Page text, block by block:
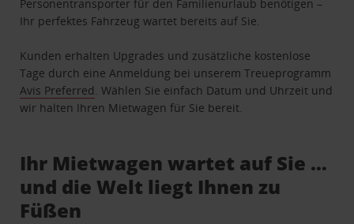
Personentransporter für den Familienurlaub benötigen –
Ihr perfektes Fahrzeug wartet bereits auf Sie.
Kunden erhalten Upgrades und zusätzliche kostenlose
Tage durch eine Anmeldung bei unserem Treueprogramm
Avis Preferred . Wählen Sie einfach Datum und Uhrzeit und
wir halten Ihren Mietwagen für Sie bereit.
Ihr Mietwagen wartet auf Sie …
und die Welt liegt Ihnen zu
Füßen